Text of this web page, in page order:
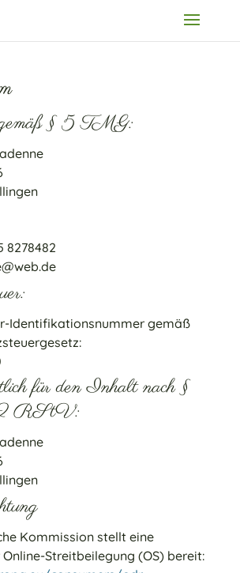
§ 5 TMG:
8278482
Identifikationsnummer gemäß
für den Inhalt nach §
RStV:
Kommission stellt eine
Streitbeilegung (OS) bereit: